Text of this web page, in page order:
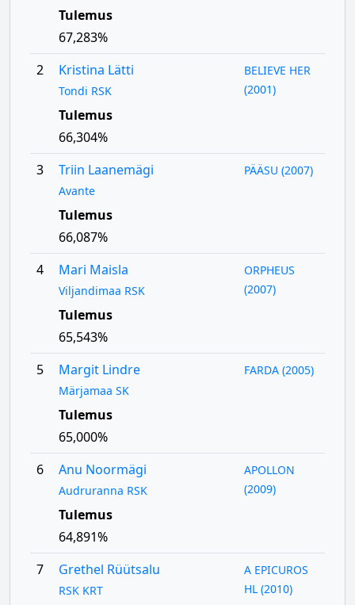
Tulemus
67,283%
2
Kristina Lätti
Tondi RSK
BELIEVE HER
(2001)
Tulemus
66,304%
3
Triin Laanemägi
Avante
PÄÄSU (2007)
Tulemus
66,087%
4
Mari Maisla
Viljandimaa RSK
ORPHEUS
(2007)
Tulemus
65,543%
5
Margit Lindre
Märjamaa SK
FARDA (2005)
Tulemus
65,000%
6
Anu Noormägi
Audruranna RSK
APOLLON
(2009)
Tulemus
64,891%
7
Grethel Rüütsalu
RSK KRT
A EPICUROS
HL (2010)